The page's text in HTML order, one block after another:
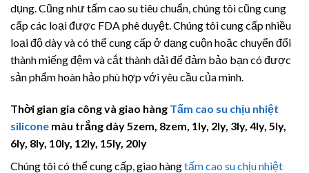
dụng. Cũng như tấm cao su tiêu chuẩn, chúng tôi cũng cung
cấp các loại được FDA phê duyệt. Chúng tôi cung cấp nhiều
loại độ dày và có thể cung cấp ở dạng cuộn hoặc chuyển đổi
thành miếng đệm và cắt thành dải để đảm bảo bạn có được
sản phẩm hoàn hảo phù hợp với yêu cầu của mình.
Thời gian gia công và giao hàng Tấm cao su chịu nhiệt
silicone màu trắng dày 5zem, 8zem, 1ly, 2ly, 3ly, 4ly, 5ly,
6ly, 8ly, 10ly, 12ly, 15ly, 20ly
Chúng tôi có thể cung cấp, giao hàngtấm cao su chịu nhiệt